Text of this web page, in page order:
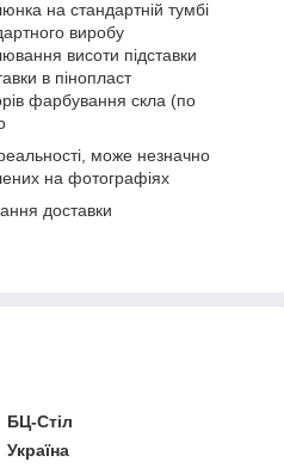
на стандартній тумбі
виробу
висоти підставки
в пінопласт
фарбування скла (по
може незначно
на фотографіях
доставки
БЦ-Стіл
Україна